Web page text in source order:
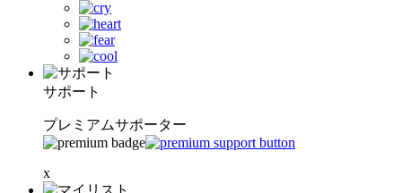
サポート
プレミアムサポーター
x